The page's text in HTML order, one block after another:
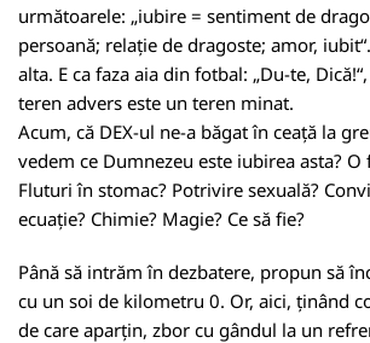
următoarele: „iubire = sentiment de
persoană; relație de dragoste; amor,
alta. E ca faza aia din fotbal: „Du-te,
teren advers este un teren minat.
Acum, că DEX-ul ne-a băgat în ceață la
vedem ce Dumnezeu este iubirea asta?
Fluturi în stomac? Potrivire sexuală?
ecuație? Chimie? Magie? Ce să fie?
Până să intrăm în dezbatere, propun să
cu un soi de kilometru 0. Or, aici, ținând
de care aparțin, zbor cu gândul la un